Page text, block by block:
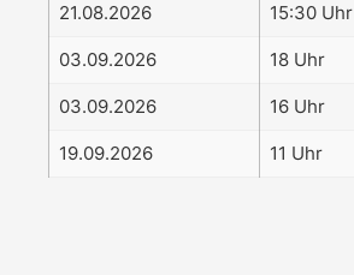
21.08.2026 15:30 Uhr
03.09.2026 18 Uhr
03.09.2026 16 Uhr
19.09.2026 11 Uhr